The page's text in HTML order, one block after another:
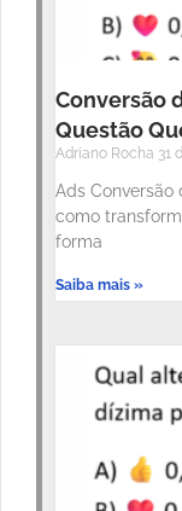
Conversão
Questão
Adriano Rocha 31
Ads Conversão
como
forma
Saiba mais »